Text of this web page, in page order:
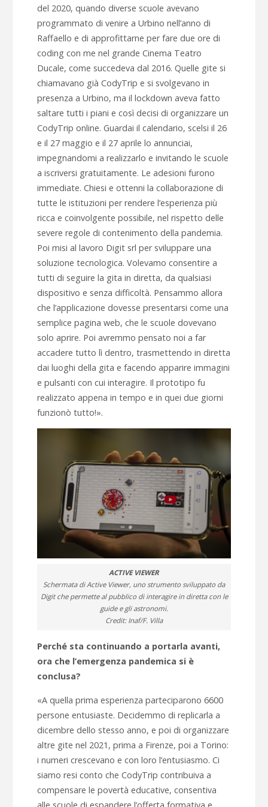
del 2020, quando diverse scuole avevano
programmato di venire a Urbino nell’anno di
Raffaello e di approfittarne per fare due ore di
coding con me nel grande Cinema Teatro
Ducale, come succedeva dal 2016. Quelle gite si
chiamavano già CodyTrip e si svolgevano in
presenza a Urbino, ma il lockdown aveva fatto
saltare tutti i piani e così decisi di organizzare un
CodyTrip online. Guardai il calendario, scelsi il 26
e il 27 maggio e il 27 aprile lo annunciai,
impegnandomi a realizzarlo e invitando le scuole
a iscriversi gratuitamente. Le adesioni furono
immediate. Chiesi e ottenni la collaborazione di
tutte le istituzioni per rendere l’esperienza più
ricca e coinvolgente possibile, nel rispetto delle
severe regole di contenimento della pandemia.
Poi misi al lavoro Digit srl per sviluppare una
soluzione tecnologica. Volevamo consentire a
tutti di seguire la gita in diretta, da qualsiasi
dispositivo e senza difficoltà. Pensammo allora
che l’applicazione dovesse presentarsi come una
semplice pagina web, che le scuole dovevano
solo aprire. Poi avremmo pensato noi a far
accadere tutto lì dentro, trasmettendo in diretta
dai luoghi della gita e facendo apparire immagini
e pulsanti con cui interagire. Il prototipo fu
realizzato appena in tempo e in quei due giorni
funzionò tutto!».
ACTIVE VIEWER
Schermata di Active Viewer, uno strumento sviluppato da
Digit che permette al pubblico di interagire in diretta con le
guide e gli astronomi.
Credit: Inaf/F. Villa
Perché sta continuando a portarla avanti,
ora che l’emergenza pandemica si è
conclusa?
«A quella prima esperienza parteciparono 6600
persone entusiaste. Decidemmo di replicarla a
dicembre dello stesso anno, e poi di organizzare
altre gite nel 2021, prima a Firenze, poi a Torino:
i numeri crescevano e con loro l’entusiasmo. Ci
siamo resi conto che CodyTrip contribuiva a
compensare le povertà educative, consentiva